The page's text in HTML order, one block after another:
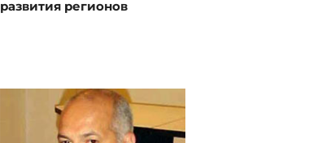
развития регионов